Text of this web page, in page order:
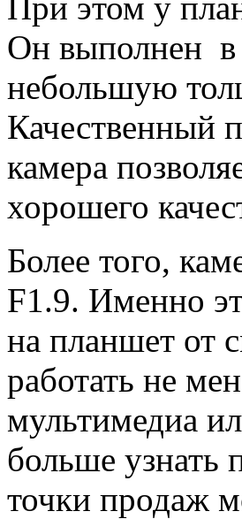
Он выполнен в
небольшую
Качественный
камера
хорошего
Более того,
F1.9. Именно
на планшет от
работать не
мультимедиа
больше узнать
точки продаж